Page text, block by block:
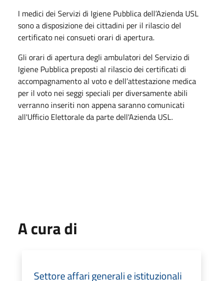
I medici dei Servizi di Igiene Pubblica dell’Azienda USL
sono a disposizione dei cittadini per il rilascio del
certificato nei consueti orari di apertura.
Gli orari di apertura degli ambulatori del Servizio di
Igiene Pubblica preposti al rilascio dei certificati di
accompagnamento al voto e dell’attestazione medica
per il voto nei seggi speciali per diversamente abili
verranno inseriti non appena saranno comunicati
all'Ufficio Elettorale da parte dell'Azienda USL.
A cura di
Settore affari generali e istituzionali